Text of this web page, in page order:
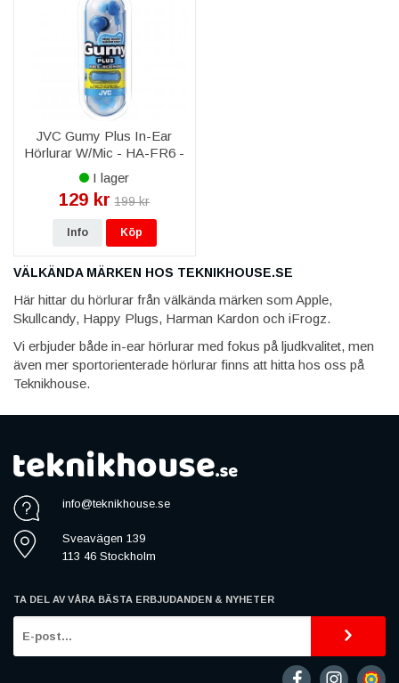
JVC Gumy Plus In-Ear
Hörlurar W/Mic - HA-FR6 -
Blå
I lager
129 kr 199 kr
Info Köp
VÄLKÄNDA MÄRKEN HOS TEKNIKHOUSE.SE
Här hittar du hörlurar från välkända märken som Apple,
Skullcandy, Happy Plugs, Harman Kardon och iFrogz.
Vi erbjuder både in-ear hörlurar med fokus på ljudkvalitet, men
även mer sportorienterade hörlurar finns att hitta hos oss på
Teknikhouse.
info@teknikhouse.se
Sveavägen 139
113 46 Stockholm
TA DEL AV VÅRA BÄSTA ERBJUDANDEN & NYHETER